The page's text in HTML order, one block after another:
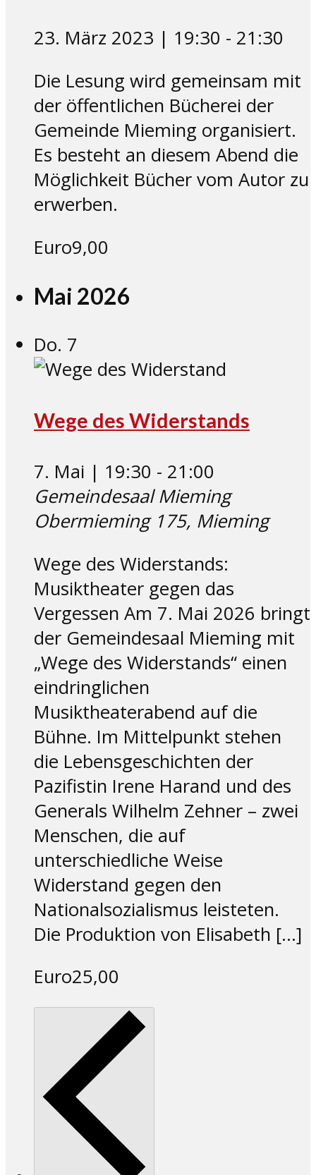
23. März 2023 | 19:30 - 21:30
Die Lesung wird gemeinsam mit
der öffentlichen Bücherei der
Gemeinde Mieming organisiert.
Es besteht an diesem Abend die
Möglichkeit Bücher vom Autor zu
erwerben.
Euro9,00
Mai 2026
Do. 7
Wege des Widerstands
7. Mai | 19:30 - 21:00
Gemeindesaal Mieming
Obermieming 175, Mieming
Wege des Widerstands:
Musiktheater gegen das
Vergessen Am 7. Mai 2026 bringt
der Gemeindesaal Mieming mit
„Wege des Widerstands“ einen
eindringlichen
Musiktheaterabend auf die
Bühne. Im Mittelpunkt stehen
die Lebensgeschichten der
Pazifistin Irene Harand und des
Generals Wilhelm Zehner – zwei
Menschen, die auf
unterschiedliche Weise
Widerstand gegen den
Nationalsozialismus leisteten.
Die Produktion von Elisabeth […]
Euro25,00